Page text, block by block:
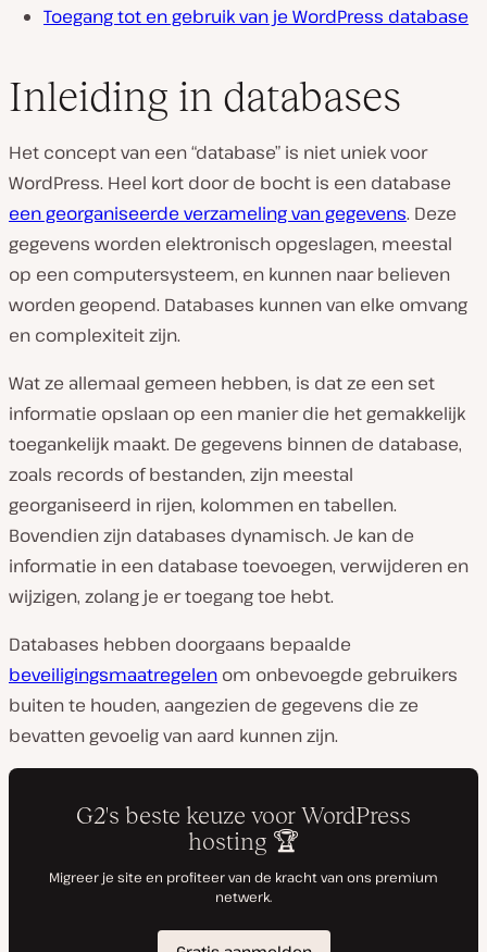
Toegang tot en gebruik van je WordPress database
Inleiding in databases
Het concept van een “database” is niet uniek voor
WordPress. Heel kort door de bocht is een database
een georganiseerde verzameling van gegevens. Deze
gegevens worden elektronisch opgeslagen, meestal
op een computersysteem, en kunnen naar believen
worden geopend. Databases kunnen van elke omvang
en complexiteit zijn.
Wat ze allemaal gemeen hebben, is dat ze een set
informatie opslaan op een manier die het gemakkelijk
toegankelijk maakt. De gegevens binnen de database,
zoals records of bestanden, zijn meestal
georganiseerd in rijen, kolommen en tabellen.
Bovendien zijn databases dynamisch. Je kan de
informatie in een database toevoegen, verwijderen en
wijzigen, zolang je er toegang toe hebt.
Databases hebben doorgaans bepaalde
beveiligingsmaatregelen om onbevoegde gebruikers
buiten te houden, aangezien de gegevens die ze
bevatten gevoelig van aard kunnen zijn.